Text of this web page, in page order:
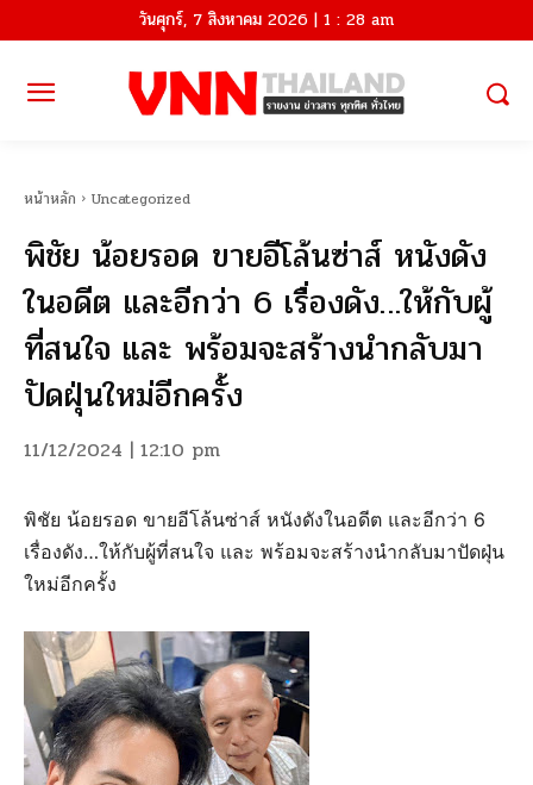
วันศุกร์, 7 สิงหาคม 2026 | 1 : 28 am
หน้าหลัก Uncategorized
พิชัย น้อยรอด ขายอีโล้นซ่าส์ หนังดัง
ในอดีต และอีกว่า 6 เรื่องดัง…ให้กับผู้
ที่สนใจ และ พร้อมจะสร้างนำกลับมา
ปัดฝุ่นใหม่อีกครั้ง
11/12/2024 | 12:10 pm
พิชัย น้อยรอด ขายอีโล้นซ่าส์ หนังดังในอดีต และอีกว่า 6
เรื่องดัง…ให้กับผู้ที่สนใจ และ พร้อมจะสร้างนำกลับมาปัดฝุ่น
ใหม่อีกครั้ง